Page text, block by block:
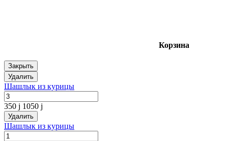
Корзина
Закрыть
Удалить
Шашлык из курицы
350 j 1050 j
Удалить
Шашлык из курицы